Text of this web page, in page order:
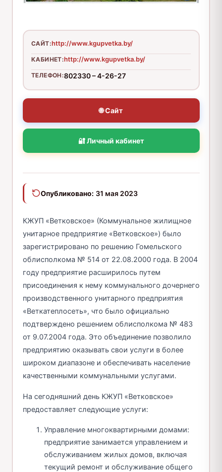
САЙТ:http://www.kgupvetka.by/
КАБИНЕТ:http://www.kgupvetka.by/
ТЕЛЕФОН:802330 – 4-26-27
🌐 Сайт
🔐 Личный кабинет
Опубликовано: 31 мая 2023
КЖУП «Ветковское» (Коммунальное жилищное
унитарное предприятие «Ветковское») было
зарегистрировано по решению Гомельского
облисполкома № 514 от 22.08.2000 года. В 2004
году предприятие расширилось путем
присоединения к нему коммунального дочернего
производственного унитарного предприятия
«Веткатеплосеть», что было официально
подтверждено решением облисполкома № 483
от 9.07.2004 года. Это объединение позволило
предприятию оказывать свои услуги в более
широком диапазоне и обеспечивать население
качественными коммунальными услугами.
На сегодняшний день КЖУП «Ветковское»
предоставляет следующие услуги:
Управление многоквартирными домами:
предприятие занимается управлением и
обслуживанием жилых домов, включая
текущий ремонт и обслуживание общего